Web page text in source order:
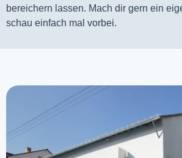
bereichern lassen. Mach dir gern ein
schau einfach mal vorbei.